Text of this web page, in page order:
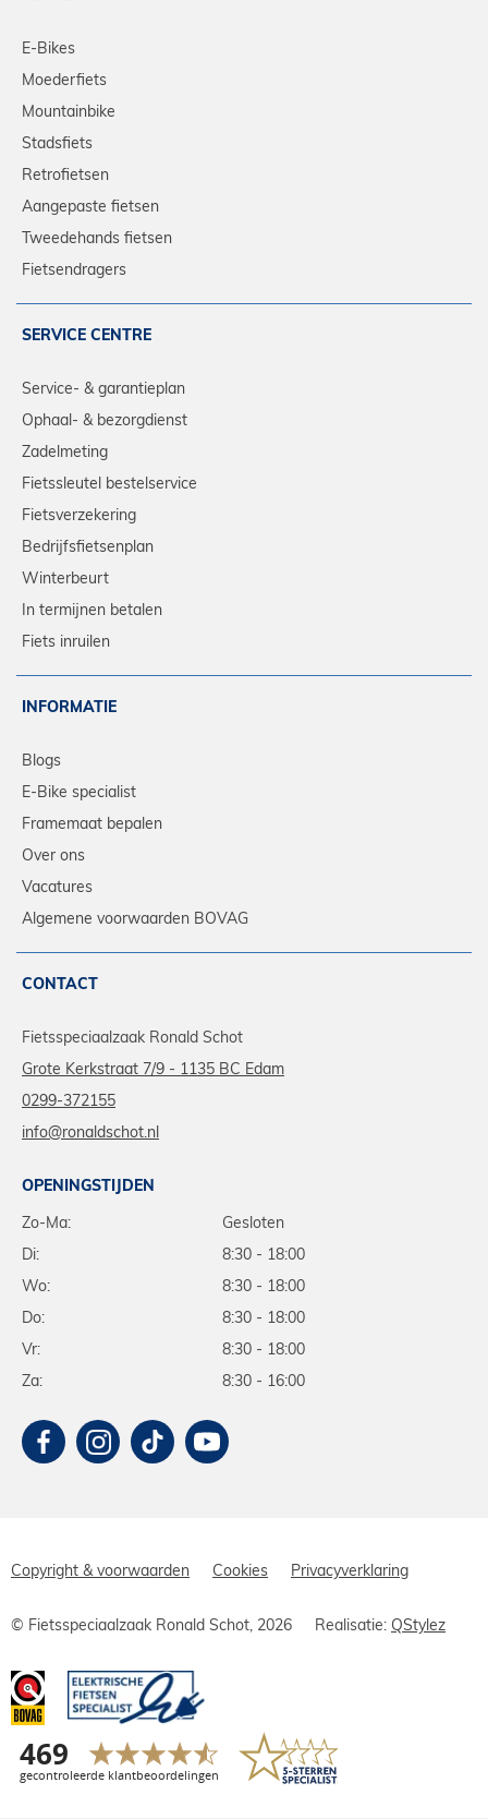
E-Bikes
Moederfiets
Mountainbike
Stadsfiets
Retrofietsen
Aangepaste fietsen
Tweedehands fietsen
Fietsendragers
SERVICE CENTRE
Service- & garantieplan
Ophaal- & bezorgdienst
Zadelmeting
Fietssleutel bestelservice
Fietsverzekering
Bedrijfsfietsenplan
Winterbeurt
In termijnen betalen
Fiets inruilen
INFORMATIE
Blogs
E-Bike specialist
Framemaat bepalen
Over ons
Vacatures
Algemene voorwaarden BOVAG
CONTACT
Fietsspeciaalzaak Ronald Schot
Grote Kerkstraat 7/9 - 1135 BC Edam
0299-372155
info@ronaldschot.nl
OPENINGSTIJDEN
Zo-Ma:
Gesloten
Di:
8:30 - 18:00
Wo:
8:30 - 18:00
Do:
8:30 - 18:00
Vr:
8:30 - 18:00
Za:
8:30 - 16:00
Copyright & voorwaarden Cookies Privacyverklaring
© Fietsspeciaalzaak Ronald Schot, 2026 Realisatie: QStylez